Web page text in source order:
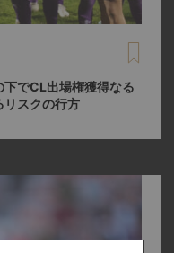
下でCL出場権獲得なる
リスクの行方